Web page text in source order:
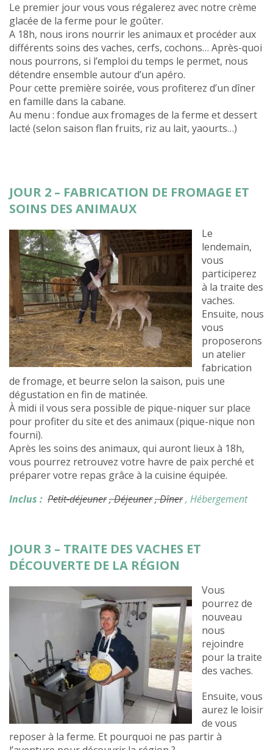
Le premier jour vous vous régalerez avec notre crème
glacée de la ferme pour le goûter.
A 18h, nous irons nourrir les animaux et procéder aux
différents soins des vaches, cerfs, cochons… Après-quoi
nous pourrons, si l’emploi du temps le permet, nous
détendre ensemble autour d’un apéro.
Pour cette première soirée, vous profiterez d’un dîner
en famille dans la cabane.
Au menu : fondue aux fromages de la ferme et dessert
lacté (selon saison flan fruits, riz au lait, yaourts…)
JOUR 2 – FABRICATION DE FROMAGE ET
SOINS DES ANIMAUX
Le
lendemain,
vous
participerez
à la traite des
vaches.
Ensuite, nous
vous
proposerons
un atelier
fabrication
de fromage, et beurre selon la saison, puis une
dégustation en fin de matinée.
À midi il vous sera possible de pique-niquer sur place
pour profiter du site et des animaux (pique-nique non
fourni).
Après les soins des animaux, qui auront lieux à 18h,
vous pourrez retrouvez votre havre de paix perché et
préparer votre repas grâce à la cuisine équipée.
Inclus : Petit-déjeuner, Déjeuner, Dîner, Hébergement
JOUR 3 – TRAITE DES VACHES ET
DÉCOUVERTE DE LA RÉGION
Vous
pourrez de
nouveau
nous
rejoindre
pour la traite
des vaches.
Ensuite, vous
aurez le loisir
de vous
reposer à la ferme. Et pourquoi ne pas partir à